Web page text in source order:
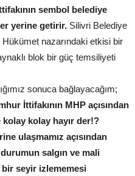
sembol belediye
yerine getirir. Silivri Belediye
nazarındaki etkisi bir
blok bir güç temsiliyeti
sonuca bağlayacağım;
İttifakının MHP açısından
kolay hayır der!?
ulaşmamız açısından
salgın ve mali
seyir izlememesi